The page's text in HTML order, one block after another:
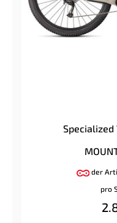
Specialized
der
pro